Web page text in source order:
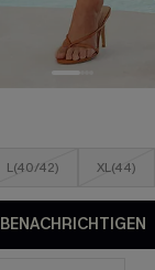
L(40/42) XL(44)
BENACHRICHTIGEN